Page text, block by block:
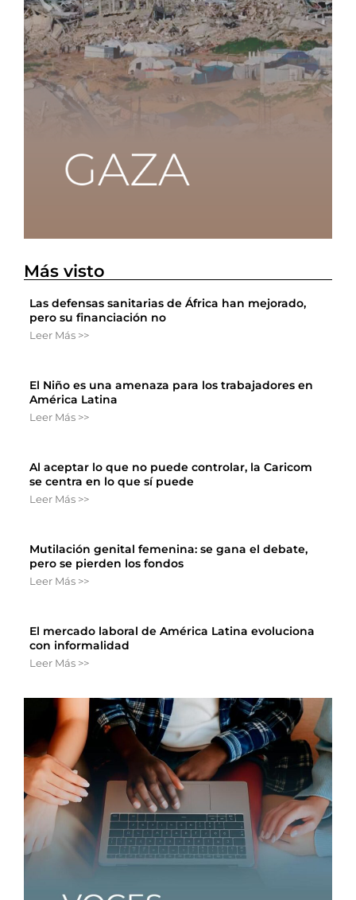
Más visto
Las defensas sanitarias de África han mejorado,
pero su financiación no
Leer Más >>
El Niño es una amenaza para los trabajadores en
América Latina
Leer Más >>
Al aceptar lo que no puede controlar, la Caricom
se centra en lo que sí puede
Leer Más >>
Mutilación genital femenina: se gana el debate,
pero se pierden los fondos
Leer Más >>
El mercado laboral de América Latina evoluciona
con informalidad
Leer Más >>